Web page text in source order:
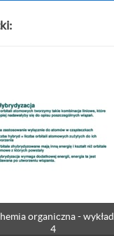
organiczna - wykład
4